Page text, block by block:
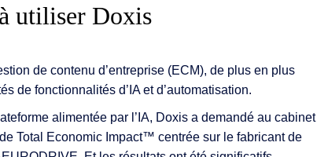
Banques et services financiers
Logistique
Santé
Analystes & rapports
Médiathèque
Événements
Lexique
utiliser Doxis
de contenu d’entreprise (ECM), de plus en plus
de fonctionnalités d’IA et d’automatisation.
alimentée par l’IA, Doxis a demandé au cabinet
Total Economic Impact™ centrée sur le fabricant de